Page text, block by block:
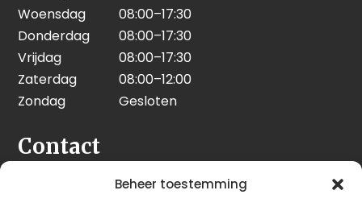
Beheer toestemming
Woensdag
08:00–17:30
Donderdag
08:00–17:30
Vrijdag
08:00–17:30
Zaterdag
08:00–12:00
Zondag
Gesloten
Contact
Seeleman & Hoogendoorn